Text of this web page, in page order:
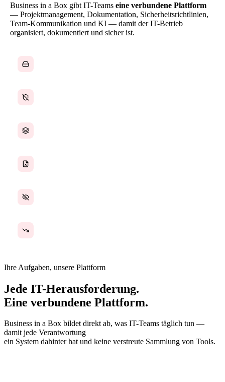
Business in a Box gibt IT-Teams eine verbundene Plattform
— Projektmanagement, Dokumentation, Sicherheitsrichtlinien,
Team-Kommunikation und KI — damit der IT-Betrieb
organisiert, dokumentiert und sicher ist.
Ihre Aufgaben, unsere Plattform
Jede IT-Herausforderung.
Eine verbundene Plattform.
Business in a Box bildet direkt ab, was IT-Teams täglich tun —
damit jede Verantwortung
ein System dahinter hat und keine verstreute Sammlung von Tools.